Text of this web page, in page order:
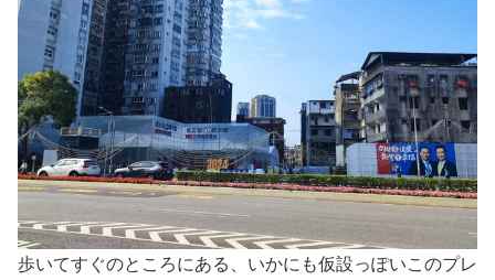
歩いてすぐのところにある、いかにも仮設っぽいこのプレ